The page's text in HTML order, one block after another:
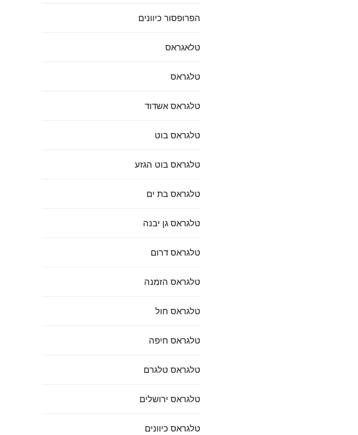
הפרופסור כיוונים
טלאגראס
טלגראס
טלגראס אשדוד
טלגראס בוט
טלגראס בוט הגזע
טלגראס בת ים
טלגראס גן יבנה
טלגראס דרום
טלגראס הזמנה
טלגראס חול
טלגראס חיפה
טלגראס טלגרם
טלגראס ירושלים
טלגראס כיוונים